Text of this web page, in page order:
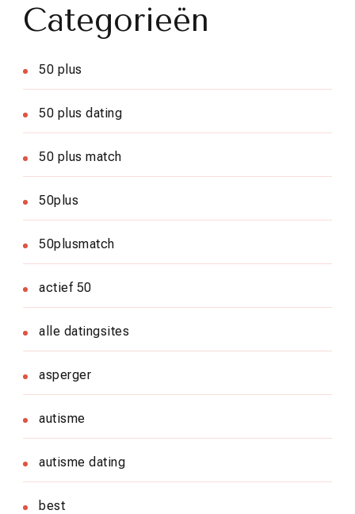
Categorieën
50 plus
50 plus dating
50 plus match
50plus
50plusmatch
actief 50
alle datingsites
asperger
autisme
autisme dating
best